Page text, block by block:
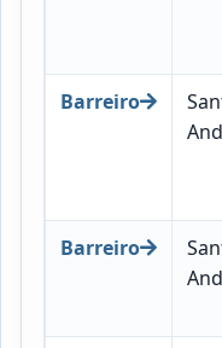
Barreiro
Barreiro